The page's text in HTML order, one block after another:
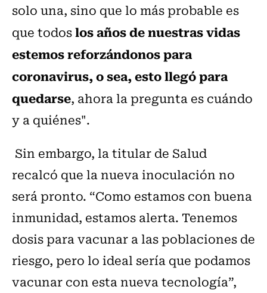
solo una, sino que lo más probable es
que todoslos años de nuestras vidas
estemos reforzándonos para
coronavirus, o sea, esto llegó para
quedarse, ahora la pregunta es cuándo
y a quiénes".
Sin embargo, la titular de Salud
recalcó que la nueva inoculación no
será pronto. “Como estamos con buena
inmunidad, estamos alerta. Tenemos
dosis para vacunar a las poblaciones de
riesgo, pero lo ideal sería que podamos
vacunar con esta nueva tecnología”,